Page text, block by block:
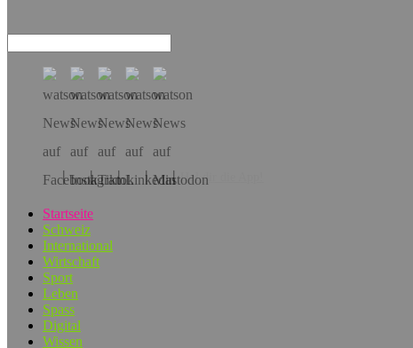
Hol dir die App!
Startseite
Schweiz
International
Wirtschaft
Sport
Leben
Spass
Digital
Wissen